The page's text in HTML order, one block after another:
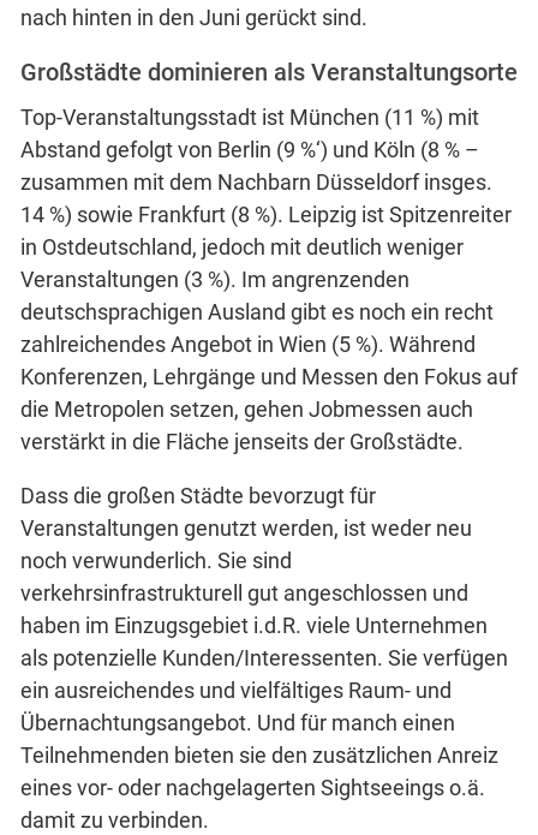
nach hinten in den Juni gerückt sind.
Großstädte dominieren als Veranstaltungsorte
Top-Veranstaltungsstadt ist München (11 %) mit
Abstand gefolgt von Berlin (9 %‘) und Köln (8 % –
zusammen mit dem Nachbarn Düsseldorf insges.
14 %) sowie Frankfurt (8 %). Leipzig ist Spitzenreiter
in Ostdeutschland, jedoch mit deutlich weniger
Veranstaltungen (3 %). Im angrenzenden
deutschsprachigen Ausland gibt es noch ein recht
zahlreichendes Angebot in Wien (5 %). Während
Konferenzen, Lehrgänge und Messen den Fokus auf
die Metropolen setzen, gehen Jobmessen auch
verstärkt in die Fläche jenseits der Großstädte.
Dass die großen Städte bevorzugt für
Veranstaltungen genutzt werden, ist weder neu
noch verwunderlich. Sie sind
verkehrsinfrastrukturell gut angeschlossen und
haben im Einzugsgebiet i.d.R. viele Unternehmen
als potenzielle Kunden/Interessenten. Sie verfügen
ein ausreichendes und vielfältiges Raum- und
Übernachtungsangebot. Und für manch einen
Teilnehmenden bieten sie den zusätzlichen Anreiz
eines vor- oder nachgelagerten Sightseeings o.ä.
damit zu verbinden.